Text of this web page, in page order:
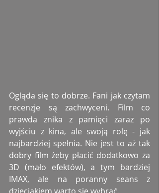
Ogląda się to dobrze. Fani jak czytam
recenzje są zachwyceni. Film co
prawda znika z pamięci zaraz po
wyjściu z kina, ale swoją rolę - jak
najbardziej spełnia. Nie jest to aż tak
dobry film żeby płacić dodatkowo za
3D (mało efektów), a tym bardziej
IMAX, ale na poranny seans z